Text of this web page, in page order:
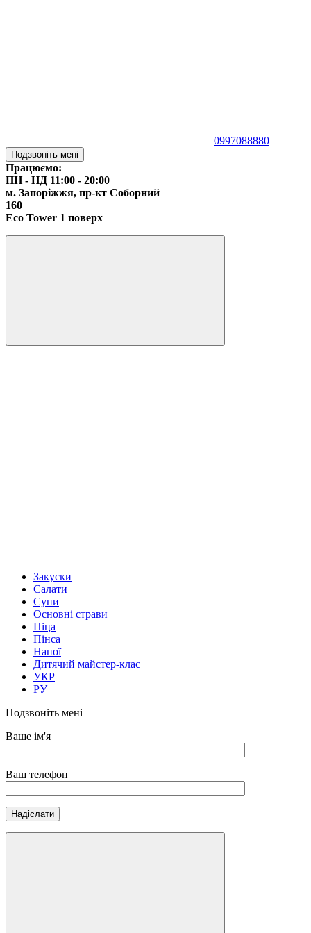
0997088880
Подзвоніть мені
Працюємо:
ПН - НД 11:00 - 20:00
м. Запоріжжя, пр-кт Соборний
160
Eco Tower 1 поверх
Закуски
Салати
Супи
Основні страви
Піца
Пінса
Напої
Дитячий майстер-клас
УКР
РУ
Подзвоніть мені
Ваше ім'я
Ваш телефон